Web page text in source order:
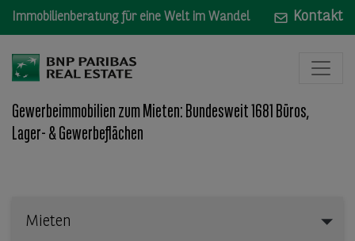
Immobilienberatung für eine Welt im Wandel Kontakt
Gewerbeimmobilien zum Mieten: Bundesweit 1681 Büros,
Lager- & Gewerbeflächen
Mieten